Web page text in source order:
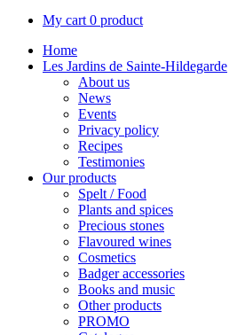
My cart 0 product
Home
Les Jardins de Sainte-Hildegarde
About us
News
Events
Privacy policy
Recipes
Testimonies
Our products
Spelt / Food
Plants and spices
Precious stones
Flavoured wines
Cosmetics
Badger accessories
Books and music
Other products
PROMO